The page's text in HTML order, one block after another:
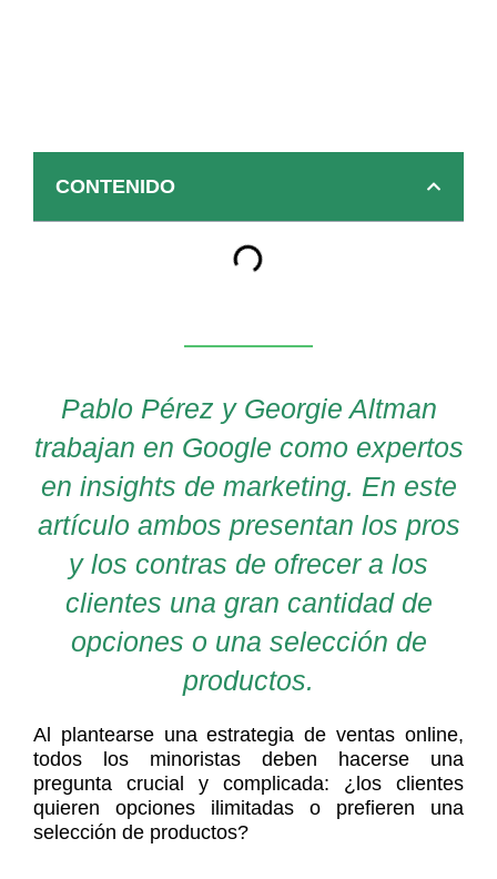
CONTENIDO
Pablo Pérez y Georgie Altman
trabajan en Google como expertos
en insights de marketing. En este
artículo ambos presentan los pros
y los contras de ofrecer a los
clientes una gran cantidad de
opciones o una selección de
productos.
Al plantearse una estrategia de ventas online,
todos los minoristas deben hacerse una
pregunta crucial y complicada: ¿los clientes
quieren opciones ilimitadas o prefieren una
selección de productos?